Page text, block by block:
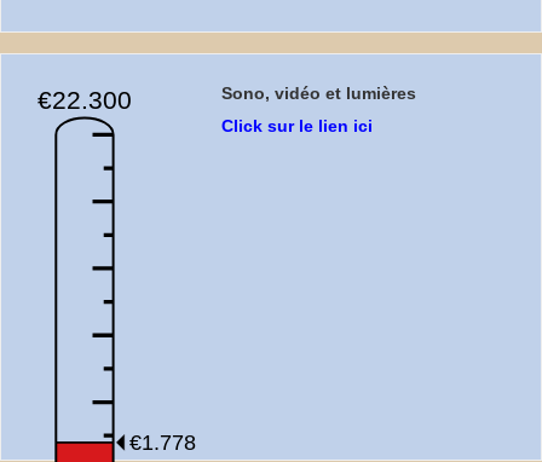
€22.300
€1.778
Sono, vidéo et lumières
Click sur le lien ici